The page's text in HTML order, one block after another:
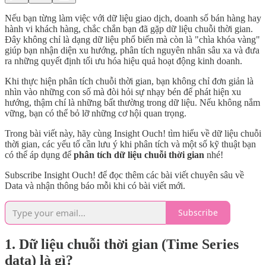
Nếu bạn từng làm việc với dữ liệu giao dịch, doanh số bán hàng hay
hành vi khách hàng, chắc chắn bạn đã gặp dữ liệu chuỗi thời gian.
Đây không chỉ là dạng dữ liệu phổ biến mà còn là "chìa khóa vàng"
giúp bạn nhận diện xu hướng, phân tích nguyên nhân sâu xa và đưa
ra những quyết định tối ưu hóa hiệu quả hoạt động kinh doanh.
Khi thực hiện phân tích chuỗi thời gian, bạn không chỉ đơn giản là
nhìn vào những con số mà đòi hỏi sự nhạy bén để phát hiện xu
hướng, thậm chí là những bất thường trong dữ liệu. Nếu không nắm
vững, bạn có thể bỏ lỡ những cơ hội quan trọng.
Trong bài viết này, hãy cùng Insight Ouch! tìm hiểu về dữ liệu chuỗi
thời gian, các yếu tố cần lưu ý khi phân tích và một số kỹ thuật bạn
có thể áp dụng để phân tích dữ liệu chuỗi thời gian nhé!
Subscribe Insight Ouch! để đọc thêm các bài viết chuyên sâu về
Data và nhận thông báo mỗi khi có bài viết mới.
Subscribe
1. Dữ liệu chuỗi thời gian (Time Series
data) là gì?